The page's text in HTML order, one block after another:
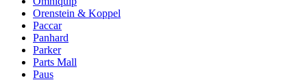
Orenstein & Koppel
Paccar
Panhard
Parker
Parts Mall
Paus